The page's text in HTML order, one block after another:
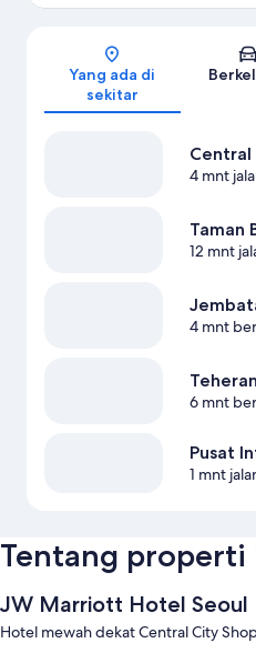
Yang ada di
sekitar
Central
4 mnt
Taman
12 mnt
4 mnt
6 mnt
Pusat
1 mnt
Tentang properti
JW Marriott Hotel Seoul
Hotel mewah dekat Central City